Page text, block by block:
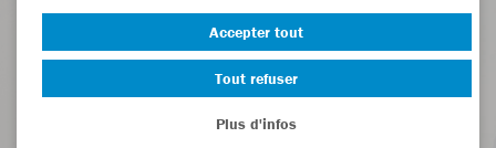
Accepter tout
Tout refuser
Plus d'infos